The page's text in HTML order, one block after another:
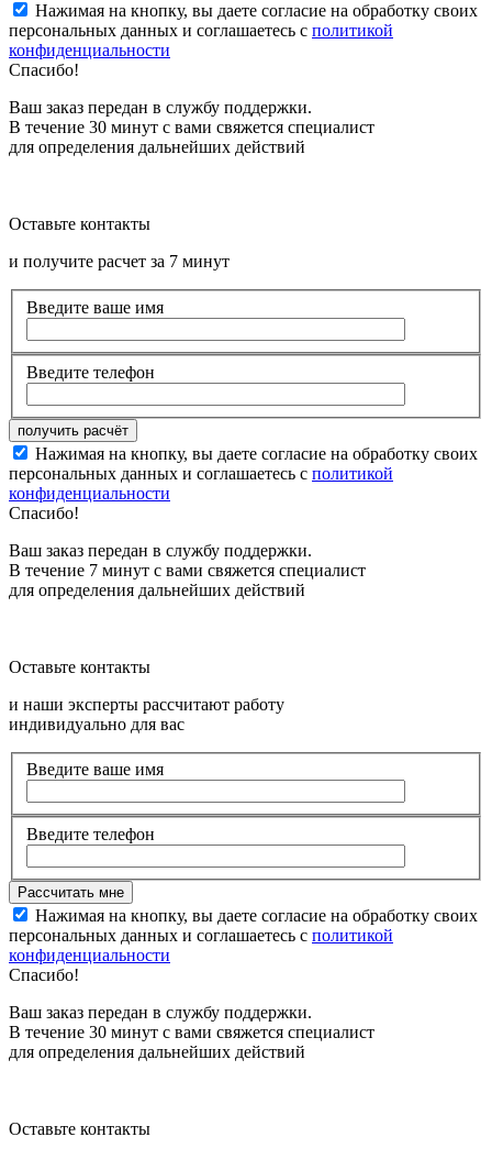
Нажимая на кнопку, вы даете согласие на обработку своих
персональных данных и соглашаетесь с политикой
конфиденциальности
Спасибо!
Ваш заказ передан в службу поддержки.
В течение 30 минут с вами свяжется специалист
для определения дальнейших действий
Оставьте контакты
и получите расчет за 7 минут
Введите ваше имя
Введите телефон
Нажимая на кнопку, вы даете согласие на обработку своих
персональных данных и соглашаетесь с политикой
конфиденциальности
Спасибо!
Ваш заказ передан в службу поддержки.
В течение 7 минут с вами свяжется специалист
для определения дальнейших действий
Оставьте контакты
и наши эксперты рассчитают работу
индивидуально для вас
Введите ваше имя
Введите телефон
Нажимая на кнопку, вы даете согласие на обработку своих
персональных данных и соглашаетесь с политикой
конфиденциальности
Спасибо!
Ваш заказ передан в службу поддержки.
В течение 30 минут с вами свяжется специалист
для определения дальнейших действий
Оставьте контакты